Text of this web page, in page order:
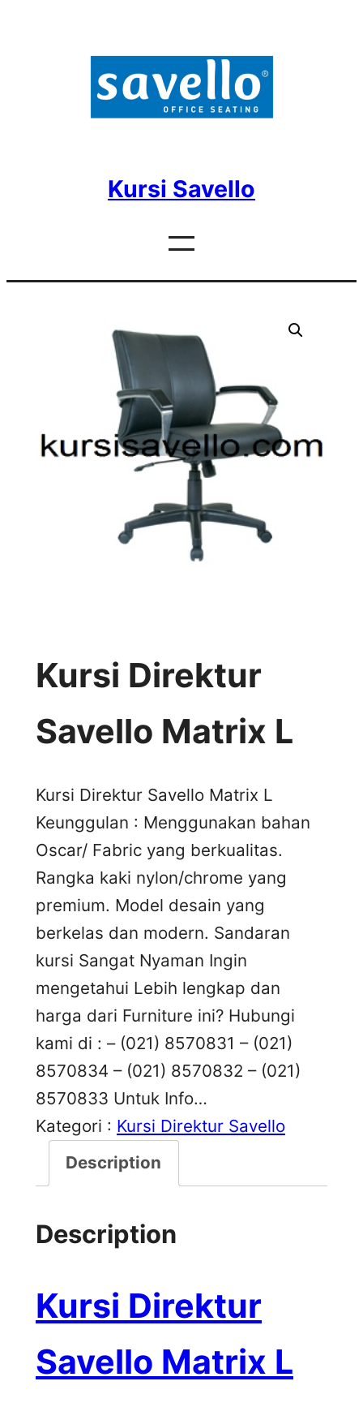
Kursi Savello
Kursi Direktur
Savello Matrix L
Kursi Direktur Savello Matrix L
Keunggulan : Menggunakan bahan
Oscar/ Fabric yang berkualitas.
Rangka kaki nylon/chrome yang
premium. Model desain yang
berkelas dan modern. Sandaran
kursi Sangat Nyaman Ingin
mengetahui Lebih lengkap dan
harga dari Furniture ini? Hubungi
kami di : – (021) 8570831 – (021)
8570834 – (021) 8570832 – (021)
8570833 Untuk Info…
Kategori : Kursi Direktur Savello
Description
Description
Kursi Direktur
Savello Matrix L